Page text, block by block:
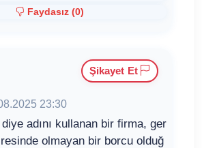
Faydasız (0)
23:30
adını kullanan bir firma, ger
olmayan bir borcu olduğ
Şikayet Et